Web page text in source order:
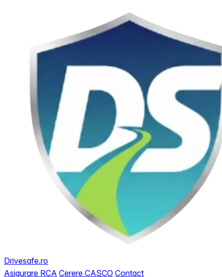
Drivesafe.ro
Asigurare RCA Cerere CASCO Contact